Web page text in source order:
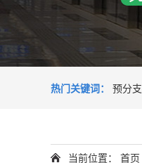
热门关键词： 预分
当前位置： 首页